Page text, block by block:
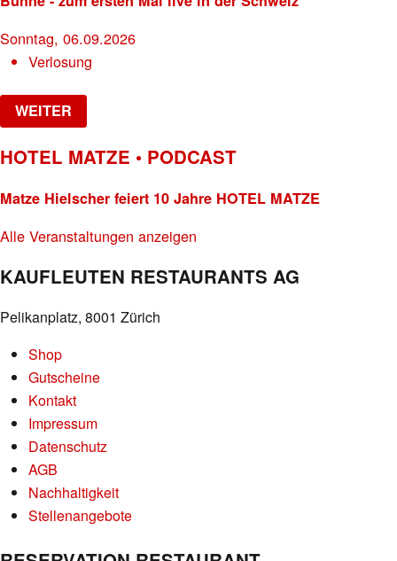
Sonntag, 06.09.2026
Verlosung
WEITER
HOTEL MATZE • PODCAST
Matze Hielscher feiert 10 Jahre HOTEL MATZE
Alle Veranstaltungen anzeigen
KAUFLEUTEN RESTAURANTS AG
Pelikanplatz, 8001 Zürich
Shop
Gutscheine
Kontakt
Impressum
Datenschutz
AGB
Nachhaltigkeit
Stellenangebote